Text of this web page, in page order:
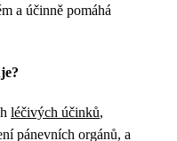
a účinně pomáhá
léčivých účinků,
pánevních orgánů, a